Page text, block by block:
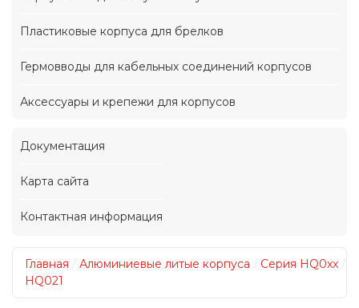
Пластиковые корпуса для брелков
Гермовводы для кабельных соединений корпусов
Аксессуары и крепежи для корпусов
Документация
Карта сайта
Контактная информация
Главная Алюминиевые литые корпуса Серия HQ0xx
HQ021